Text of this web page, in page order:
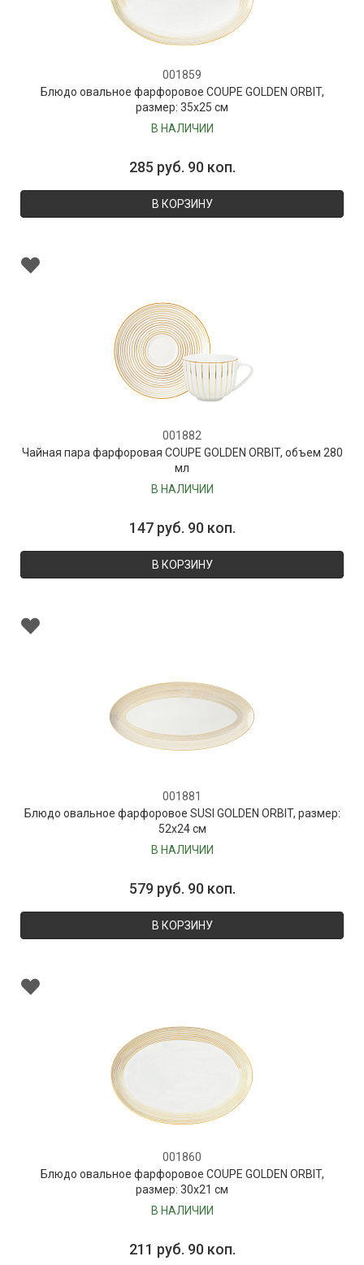
001859
Блюдо овальное фарфоровое COUPE GOLDEN ORBIT,
размер: 35х25 см
В НАЛИЧИИ
285 руб. 90 коп.
В КОРЗИНУ
001882
Чайная пара фарфоровая COUPE GOLDEN ORBIT, объем 280
мл
В НАЛИЧИИ
147 руб. 90 коп.
В КОРЗИНУ
001881
Блюдо овальное фарфоровое SUSI GOLDEN ORBIT, размер:
52х24 см
В НАЛИЧИИ
579 руб. 90 коп.
В КОРЗИНУ
001860
Блюдо овальное фарфоровое COUPE GOLDEN ORBIT,
размер: 30х21 см
В НАЛИЧИИ
211 руб. 90 коп.